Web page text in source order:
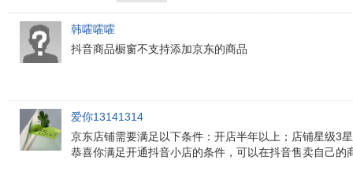
韩嚯嚯嚯
抖音商品橱窗不支持添加京东的商品
爱你13141314
京东店铺需要满足以下条件：开店半年以上；店铺星级3
恭喜你满足开通抖音小店的条件，可以在抖音售卖自己的